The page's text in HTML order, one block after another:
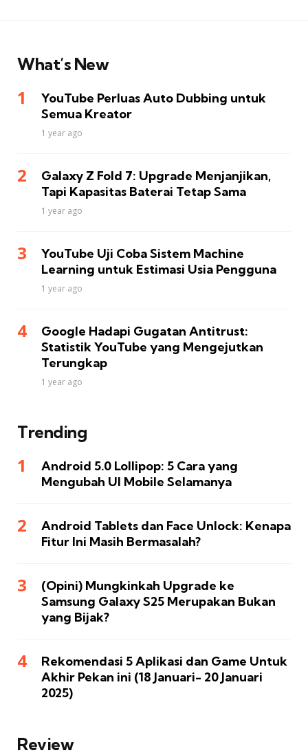
What’s New
YouTube Perluas Auto Dubbing untuk
Semua Kreator
1 year ago
Galaxy Z Fold 7: Upgrade Menjanjikan,
Tapi Kapasitas Baterai Tetap Sama
1 year ago
YouTube Uji Coba Sistem Machine
Learning untuk Estimasi Usia Pengguna
1 year ago
Google Hadapi Gugatan Antitrust:
Statistik YouTube yang Mengejutkan
Terungkap
1 year ago
Trending
Android 5.0 Lollipop: 5 Cara yang
Mengubah UI Mobile Selamanya
Android Tablets dan Face Unlock: Kenapa
Fitur Ini Masih Bermasalah?
(Opini) Mungkinkah Upgrade ke
Samsung Galaxy S25 Merupakan Bukan
yang Bijak?
Rekomendasi 5 Aplikasi dan Game Untuk
Akhir Pekan ini (18 Januari- 20 Januari
2025)
Review